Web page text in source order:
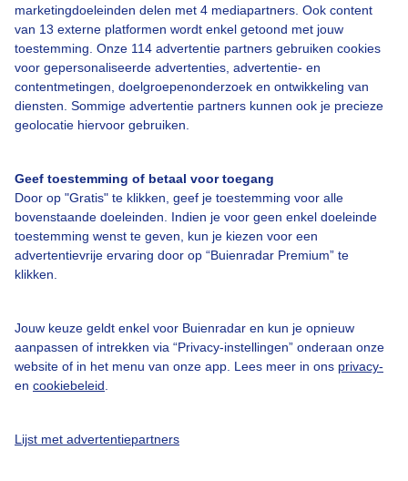
marketingdoeleinden delen met 4 mediapartners. Ook content
van 13 externe platformen wordt enkel getoond met jouw
toestemming. Onze 114 advertentie partners gebruiken cookies
voor gepersonaliseerde advertenties, advertentie- en
contentmetingen, doelgroepenonderzoek en ontwikkeling van
diensten. Sommige advertentie partners kunnen ook je precieze
geolocatie hiervoor gebruiken.
Geef toestemming of betaal voor toegang
Door op "Gratis" te klikken, geef je toestemming voor alle
bovenstaande doeleinden. Indien je voor geen enkel doeleinde
toestemming wenst te geven, kun je kiezen voor een
advertentievrije ervaring door op “Buienradar Premium” te
klikken.
Jouw keuze geldt enkel voor Buienradar en kun je opnieuw
aanpassen of intrekken via “Privacy-instellingen” onderaan onze
website of in het menu van onze app. Lees meer in ons privacy-
en cookiebeleid
Lijst met advertentiepartners
Over Buienradar
Bedrijfsgegevens
Contact
Toegankelijkheid
Gebruikersvoorwaarden
Adverteren
Privacy beleid
Cookie beleid